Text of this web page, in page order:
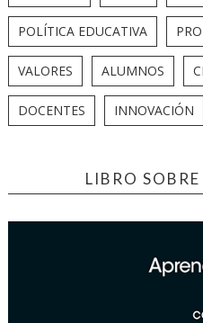
POLÍTICA EDUCATIVA
VALORES ALUMNOS
DOCENTES INNOVACIÓN
LIBRO